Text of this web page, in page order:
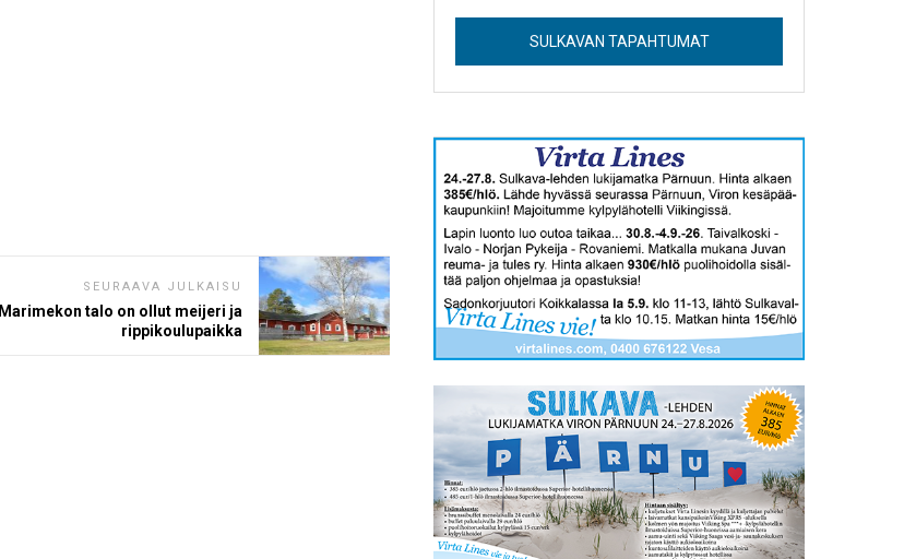
SEURAAVA JULKAISU
Marimekon talo on ollut meijeri ja
rippikoulupaikka
SULKAVAN TAPAHTUMAT